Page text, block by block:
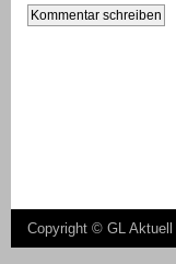
Copyright © GL